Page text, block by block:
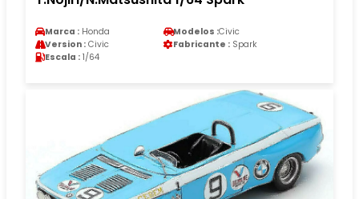
Marca : Honda Modelos :Civic
Version : Civic Fabricante : Spark
Escala : 1/64